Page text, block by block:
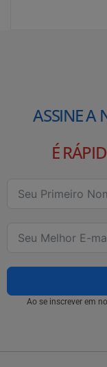
ASSINE A
É
Ao se inscrever em